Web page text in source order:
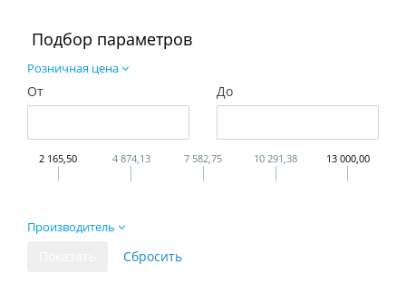
Подбор параметров
Розничная цена
От До
2 165,50 4 874,13 7 582,75 10 291,38 13 000,00
Производитель